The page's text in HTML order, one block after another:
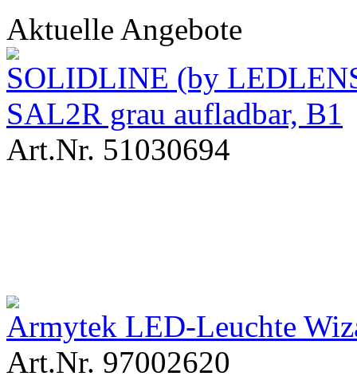
Aktuelle Angebote
SOLIDLINE (by
SAL2R grau aufladbar, B1
Art.Nr. 51030694
Armytek LED-Leuchte
Art.Nr. 97002620